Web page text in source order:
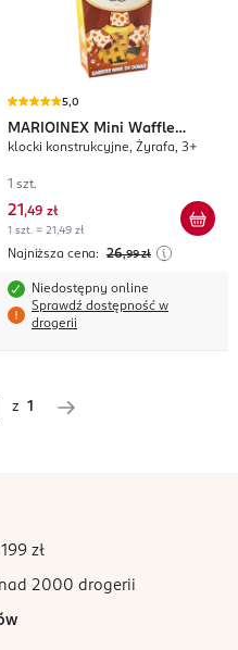
5,0
MARIOINEX Mini Waffle
Pocket Pets
klocki konstrukcyjne, Żyrafa, 3+
1 szt.
21 ,49 zł
1 szt. = 21,49 zł
Najniższa cena: 26,99 zł
Niedostępny online
Sprawdź dostępność w
drogerii
z 1
zł
2000 drogerii